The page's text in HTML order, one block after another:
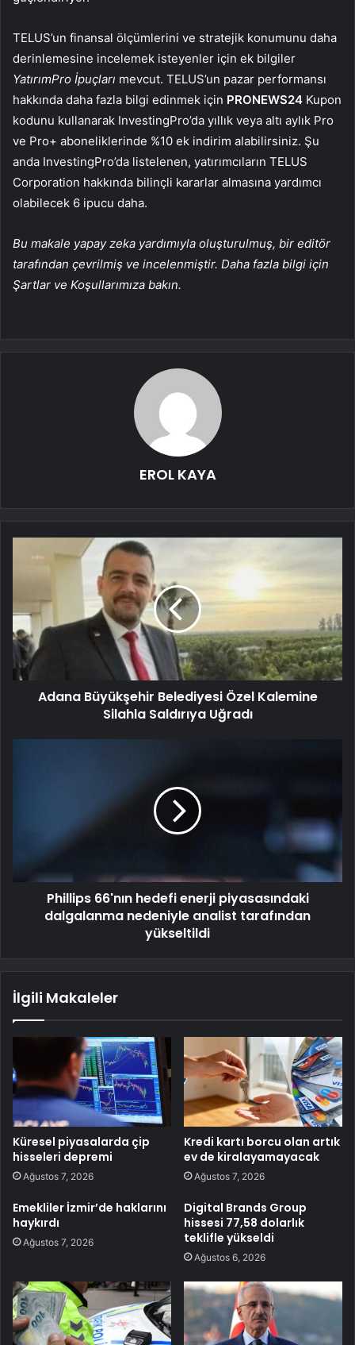
TELUS’un finansal ölçümlerini ve stratejik konumunu daha
derinlemesine incelemek isteyenler için ek bilgiler
YatırımPro İpuçları mevcut. TELUS’un pazar performansı
hakkında daha fazla bilgi edinmek için PRONEWS24 Kupon
kodunu kullanarak InvestingPro’da yıllık veya altı aylık Pro
ve Pro+ aboneliklerinde %10 ek indirim alabilirsiniz. Şu
anda InvestingPro’da listelenen, yatırımcıların TELUS
Corporation hakkında bilinçli kararlar almasına yardımcı
olabilecek 6 ipucu daha.
Bu makale yapay zeka yardımıyla oluşturulmuş, bir editör
tarafından çevrilmiş ve incelenmiştir. Daha fazla bilgi için
Şartlar ve Koşullarımıza bakın.
EROL KAYA
Adana Büyükşehir Belediyesi Özel Kalemine
Silahla Saldırıya Uğradı
Phillips 66'nın hedefi enerji piyasasındaki
dalgalanma nedeniyle analist tarafından
yükseltildi
İlgili Makaleler
Küresel piyasalarda çip
hisseleri depremi
Ağustos 7, 2026
Kredi kartı borcu olan artık
ev de kiralayamayacak
Ağustos 7, 2026
Emekliler İzmir’de haklarını
haykırdı
Ağustos 7, 2026
Digital Brands Group
hissesi 77,58 dolarlık
teklifle yükseldi
Ağustos 6, 2026